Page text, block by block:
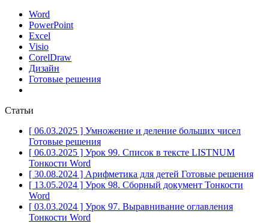
Word
PowerPoint
Excel
Visio
CorelDraw
Дизайн
Готовые решения
Статьи
[ 06.03.2025 ] Умножение и деление больших чисел
Готовые решения
[ 06.03.2025 ] Урок 99. Список в тексте LISTNUM
Тонкости Word
[ 30.08.2024 ] Арифметика для детей Готовые решения
[ 13.05.2024 ] Урок 98. Сборный документ Тонкости
Word
[ 03.03.2024 ] Урок 97. Выравнивание оглавления
Тонкости Word